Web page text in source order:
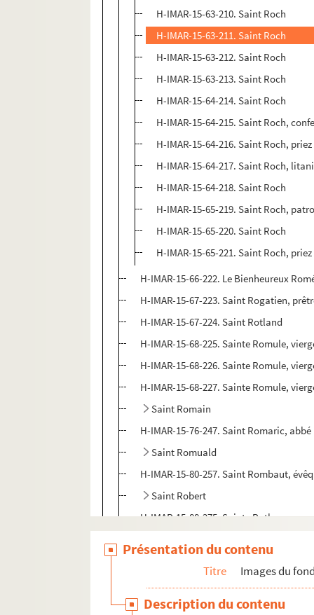
H-IMAR-15-63-210. Saint Roch
H-IMAR-15-63-211. Saint Roch
H-IMAR-15-63-212. Saint Roch
H-IMAR-15-63-213. Saint Roch
H-IMAR-15-64-214. Saint Roch
H-IMAR-15-64-215. Saint Roch,
H-IMAR-15-64-216. Saint Roch,
H-IMAR-15-64-217. Saint Roch,
H-IMAR-15-64-218. Saint Roch
H-IMAR-15-65-219. Saint Roch,
H-IMAR-15-65-220. Saint Roch
H-IMAR-15-65-221. Saint Roch,
H-IMAR-15-66-222. Le Bienheureux
H-IMAR-15-67-223. Saint Rogatien,
H-IMAR-15-67-224. Saint Rotland
H-IMAR-15-68-225. Sainte Romule,
H-IMAR-15-68-226. Sainte Romule,
H-IMAR-15-68-227. Sainte Romule,
Saint Romain
H-IMAR-15-76-247. Saint Romaric, abbé
Saint Romuald
H-IMAR-15-80-257. Saint Rombaut,
Saint Robert
H-IMAR-15-88-275. Sainte Ruth
H-IMAR-15-89-279. Saint Rudolph
Présentation du contenu
Titre Images du
Description du contenu